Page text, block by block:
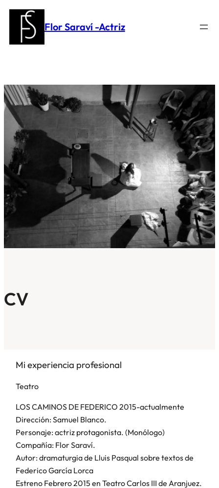
Saltar
contenido
Flor Saraví -Actriz
CV
Mi experiencia profesional
Teatro
LOS CAMINOS DE FEDERICO 2015-actualmente
Dirección: Samuel Blanco.
Personaje: actriz protagonista. (Monólogo)
Compañía: Flor Saraví.
Autor: dramaturgia de Lluis Pasqual sobre textos de
Federico García Lorca
Estreno Febrero 2015 en Teatro Carlos III de Aranjuez.